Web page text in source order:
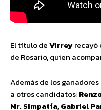
El título deVirreyrecayó
de Rosario, quien
Además de los
a otros candidatos:
Mr. Simpatía, Gabriel